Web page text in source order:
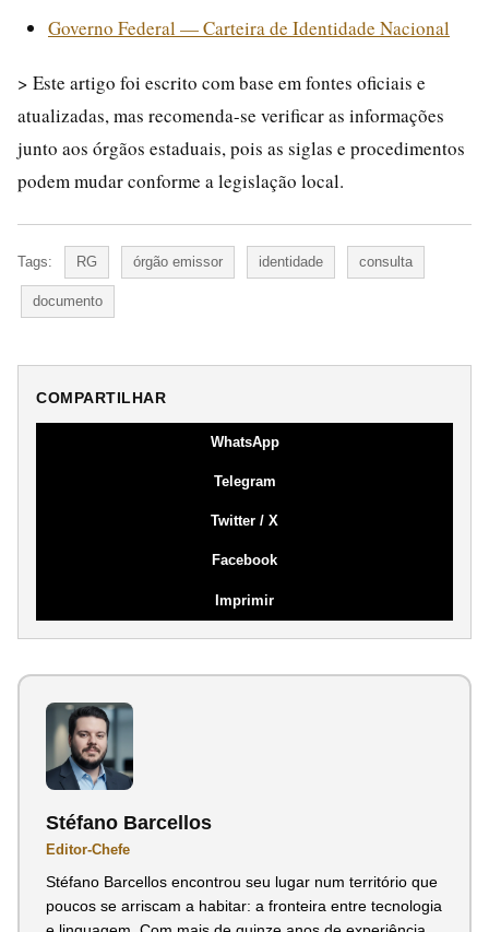
Governo Federal — Carteira de Identidade Nacional
> Este artigo foi escrito com base em fontes oficiais e
atualizadas, mas recomenda-se verificar as informações
junto aos órgãos estaduais, pois as siglas e procedimentos
podem mudar conforme a legislação local.
Tags: RG órgão emissor identidade consulta
documento
COMPARTILHAR
WhatsApp
Telegram
Twitter / X
Facebook
Imprimir
Stéfano Barcellos
Editor-Chefe
Stéfano Barcellos encontrou seu lugar num território que
poucos se arriscam a habitar: a fronteira entre tecnologia